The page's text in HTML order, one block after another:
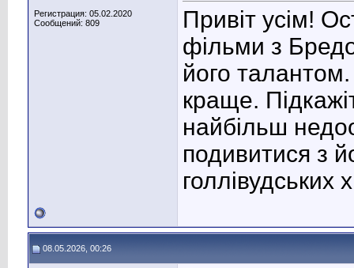
Регистрация: 05.02.2020
Сообщений: 809
Привіт усім!
фільми з
його талантом.
краще.
найбільш
подивитися з
голлівудських
08.05.2026, 00:26